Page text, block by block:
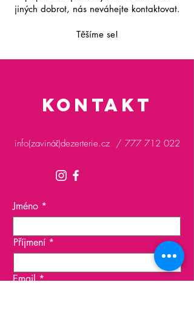
jiných dobrot, nás neváhejte kontaktovat.
Těšíme se!
Kontakt
info(zavináč)dezerterie.cz / 777 712 022
Jméno
Příjmení
Email